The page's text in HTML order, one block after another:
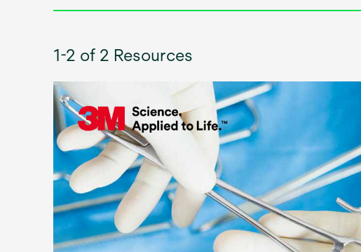
1-2 of 2 Resources